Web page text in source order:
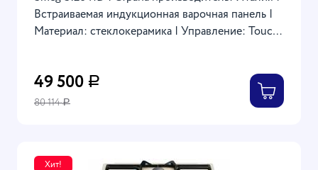
Встраиваемая индукционная варочная панель |
Материал: стеклокерамика | Управление: Touch
49 500 Р
80 114Р
Хит!